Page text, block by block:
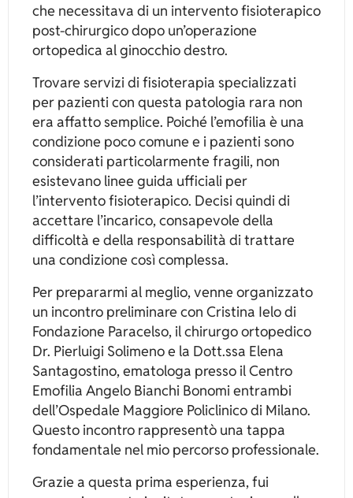
che necessitava di un intervento fisioterapico
post-chirurgico dopo un’operazione
ortopedica al ginocchio destro.
Trovare servizi di fisioterapia specializzati
per pazienti con questa patologia rara non
era affatto semplice. Poiché l’emofilia è una
condizione poco comune e i pazienti sono
considerati particolarmente fragili, non
esistevano linee guida ufficiali per
l’intervento fisioterapico. Decisi quindi di
accettare l’incarico, consapevole della
difficoltà e della responsabilità di trattare
una condizione così complessa.
Per prepararmi al meglio, venne organizzato
un incontro preliminare con Cristina Ielo di
Fondazione Paracelso, il chirurgo ortopedico
Dr. Pierluigi Solimeno e la Dott.ssa Elena
Santagostino, ematologa presso il Centro
Emofilia Angelo Bianchi Bonomi entrambi
dell’Ospedale Maggiore Policlinico di Milano.
Questo incontro rappresentò una tappa
fondamentale nel mio percorso professionale.
Grazie a questa prima esperienza, fui